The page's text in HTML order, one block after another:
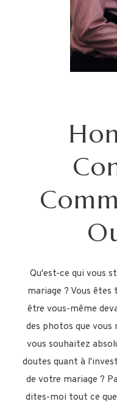
Qu'est-ce qui vous
mariage ? Vous
être vous-même
des photos que vous
vous souhaitez
doutes quant à
de votre mariage ?
dites-moi tout ce